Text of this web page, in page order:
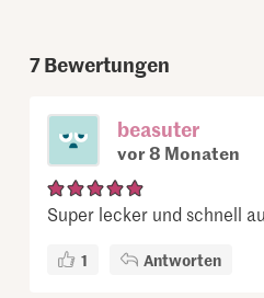
7Bewertungen
beasuter
vor 8 Monaten
Super lecker und schnell
1 Antworten